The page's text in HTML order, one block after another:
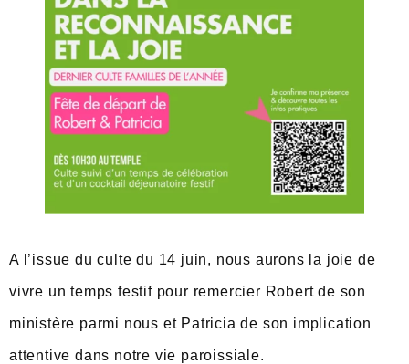
A l’issue du culte du 14 juin, nous aurons la joie de
vivre un temps festif pour remercier Robert de son
ministère parmi nous et Patricia de son implication
attentive dans notre vie paroissiale.